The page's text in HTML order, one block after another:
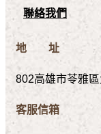
聯絡我們
地 址
802高雄市苓雅
客服信箱